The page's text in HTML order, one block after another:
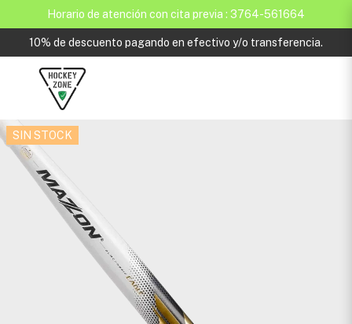
Horario de atención con cita previa : 3764-561664
10% de descuento pagando en efectivo y/o transferencia.
SIN STOCK